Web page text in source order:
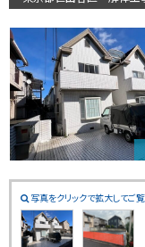
写真をクリックで拡大してご